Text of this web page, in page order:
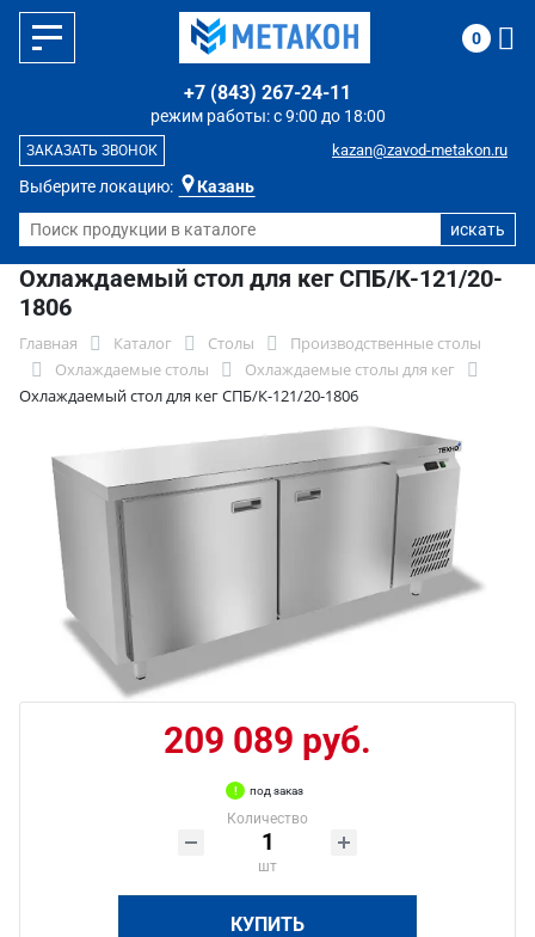
Выберите локацию: Казань
режим работы: с 9:00 до 18:00
+7 (843) 267-24-11
kazan@zavod-metakon.ru
ЗАКАЗАТЬ ЗВОНОК
0
Охлаждаемый стол для кег СПБ/К-121/20-
1806
Главная Каталог Столы
Производственные столы
Охлаждаемые столы
Охлаждаемые столы для кег
Охлаждаемый стол для кег СПБ/К-121/20-1806
209 089 руб.
под заказ
Количество
шт
КУПИТЬ